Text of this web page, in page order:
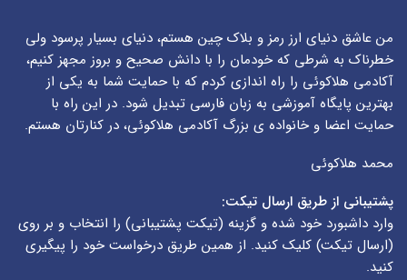
من عاشق دنیای ارز رمز و بلاک چین هستم، دنیای بسیار پرسود ولی
خطرناک به شرطی که خودمان را با دانش صحیح و بروز مجهز کنیم،
آکادمی هلاکوئی را راه اندازی کردم که با حمایت شما به یکی از
بهترین پایگاه آموزشی به زبان فارسی تبدیل شود. در این راه با
حمایت اعضا و خانواده ی بزرگ آکادمی هلاکوئی، در کنارتان هستم.
محمد هلاکوئی
پشتیبانی از طریق ارسال تیکت:
وارد داشبورد خود شده و گزینه (تیکت پشتیبانی) را انتخاب و بر روی
(ارسال تیکت) کلیک کنید. از همین طریق درخواست خود را پیگیری
کنید.